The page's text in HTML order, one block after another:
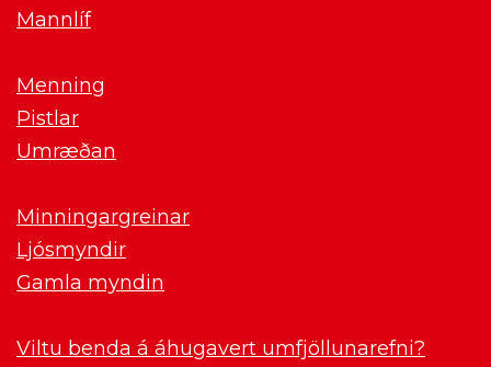
Mannlíf
Menning
Pistlar
Umræðan
Minningargreinar
Ljósmyndir
Gamla myndin
Viltu benda á áhugavert umfjöllunarefni?